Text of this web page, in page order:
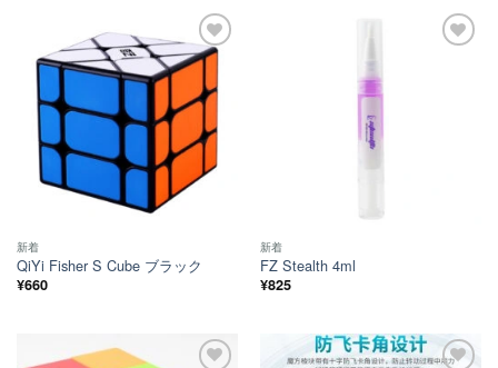
ほし
新着
QiYi Fisher S Cube ブラック
¥660
新着
FZ Stealth 4ml
¥825